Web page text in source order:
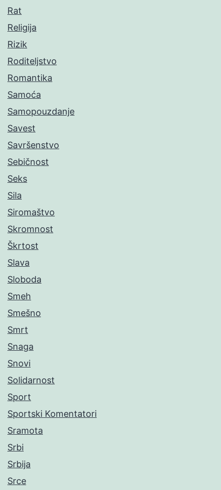
Rat
Religija
Rizik
Roditeljstvo
Romantika
Samoća
Samopouzdanje
Savest
Savršenstvo
Sebičnost
Seks
Sila
Siromaštvo
Skromnost
Škrtost
Slava
Sloboda
Smeh
Smešno
Smrt
Snaga
Snovi
Solidarnost
Sport
Sportski Komentatori
Sramota
Srbi
Srbija
Srce